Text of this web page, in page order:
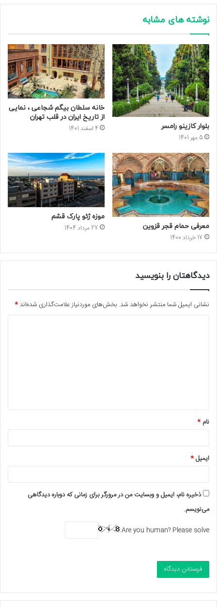
نوشته های مشابه
بلوار کازینو رامسر
5 مهر 1401
خانه سلطان بیگم شجاعی ، نمایی
از تاریخ ایران در قلب تهران
4 اسفند 1401
معرفی حمام قجر قزوین
17 خرداد 1400
موزه ژئو پارک قشم
27 مرداد 1404
دیدگاهتان را بنویسید
نشانی ایمیل شما منتشر نخواهد شد. بخش‌های موردنیاز علامت‌گذاری شده‌اند*
*
نام *
ایمیل*
ذخیره نام، ایمیل و وبسایت من در مرورگر برای زمانی که دوباره دیدگاهی
می‌نویسم.
Are you human? Please solve: